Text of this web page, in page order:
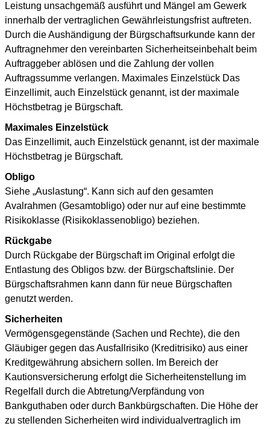
Leistung unsachgemäß ausführt und Mängel am Gewerk
innerhalb der vertraglichen Gewährleistungsfrist auftreten.
Durch die Aushändigung der Bürgschaftsurkunde kann der
Auftragnehmer den vereinbarten Sicherheitseinbehalt beim
Auftraggeber ablösen und die Zahlung der vollen
Auftragssumme verlangen. Maximales Einzelstück Das
Einzellimit, auch Einzelstück genannt, ist der maximale
Höchstbetrag je Bürgschaft.
Maximales Einzelstück
Das Einzellimit, auch Einzelstück genannt, ist der maximale
Höchstbetrag je Bürgschaft.
Obligo
Siehe „Auslastung“. Kann sich auf den gesamten
Avalrahmen (Gesamtobligo) oder nur auf eine bestimmte
Risikoklasse (Risikoklassenobligo) beziehen.
Rückgabe
Durch Rückgabe der Bürgschaft im Original erfolgt die
Entlastung des Obligos bzw. der Bürgschaftslinie. Der
Bürgschaftsrahmen kann dann für neue Bürgschaften
genutzt werden.
Sicherheiten
Vermögensgegenstände (Sachen und Rechte), die den
Gläubiger gegen das Ausfallrisiko (Kreditrisiko) aus einer
Kreditgewährung absichern sollen. Im Bereich der
Kautionsversicherung erfolgt die Sicherheitenstellung im
Regelfall durch die Abtretung/Verpfändung von
Bankguthaben oder durch Bankbürgschaften. Die Höhe der
zu stellenden Sicherheiten wird individualvertraglich im